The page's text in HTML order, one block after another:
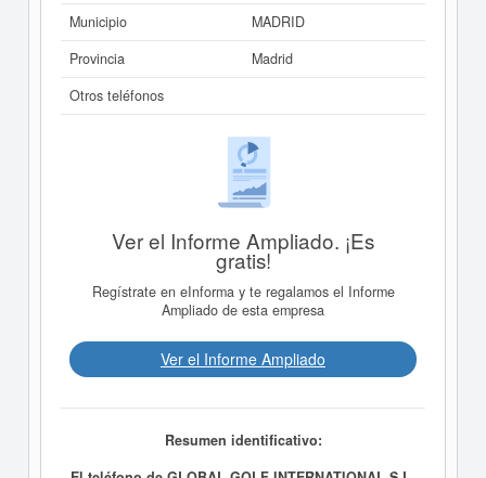
Municipio
MADRID
Provincia
Madrid
Otros teléfonos
Ver el Informe Ampliado. ¡Es
gratis!
Regístrate en eInforma y te regalamos el Informe
Ampliado de esta empresa
Ver el Informe Ampliado
Resumen identificativo: